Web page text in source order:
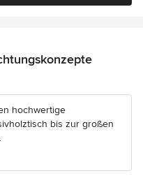
5 Sternen
hochwertige
bis zur großen